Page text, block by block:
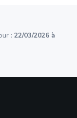
: 22/03/2026 à